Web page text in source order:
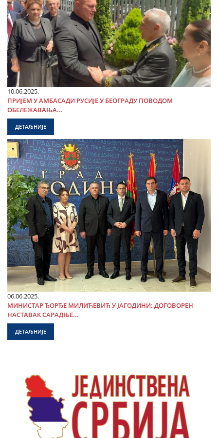
10.06.2025.
ПРИЈЕМ У АМБАСАДИ РУСИЈЕ У БЕОГРАДУ ПОВОДОМ
ОБЕЛЕЖАВАЊА...
ДЕТАЉНИЈЕ
06.06.2025.
МИНИСТАР ЂОРЂЕ МИЛИЋЕВИЋ У ЈАГОДИНИ: ДОГОВОРЕН
НАСТАВАК САРАДЊЕ...
ДЕТАЉНИЈЕ